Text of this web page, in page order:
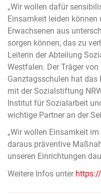
„Wir wollen dafür
Einsamkeit leiden können
Erwachsenen aus
sorgen können, das zu
Leiterin der Abteilung
Westfalen. Der Träger
Ganztagsschulen hat das
mit der Sozialstiftung
Institut für Sozialarbeit
wichtige Partner an der
„Wir wollen Einsamkeit
daraus präventive
unseren Einrichtungen
Weitere Infos unter